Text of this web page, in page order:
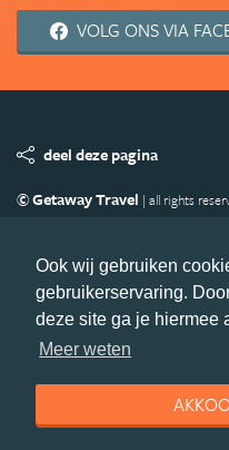
Ook wij gebruiken
gebruikerservaring.
deze site ga je hiermee
Meer weten
VOLG ONS VIA
deel deze pagina
© Getaway Travel | all rights
Copyright
Privacy statement
Volg Azie.nl
Nieuwsbrief